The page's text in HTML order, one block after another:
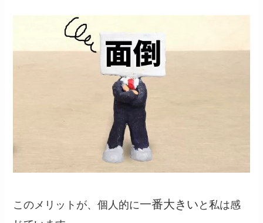
このメリットが、個人的に一番大きいと私は感